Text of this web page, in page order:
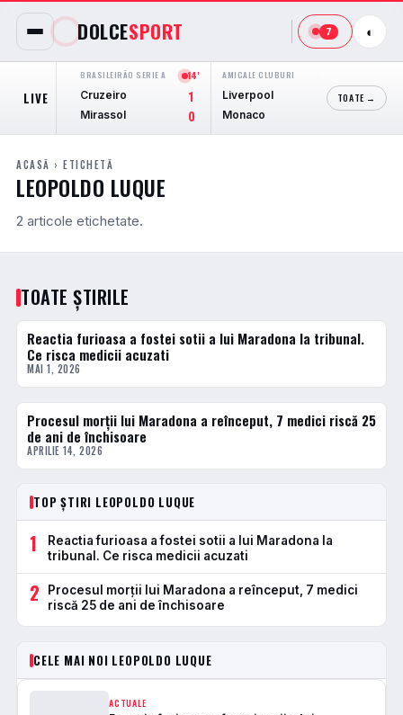
DOLCESPORT 7 ◐
LIVE
BRASILEIRÃO SERIE A
14'
Cruzeiro
1
Mirassol 0
AMICALE CLUBURI
Liverpool
2
Monaco
OH
TOATE →
ACASĂ › ETICHETĂ
LEOPOLDO LUQUE
2 articole etichetate.
TOATE ȘTIRILE
ACTUALE
Reactia furioasa a fostei sotii a lui Maradona la tribunal.
Ce risca medicii acuzati
MAI 1, 2026
FOTBAL EXTERN
Procesul morții lui Maradona a reînceput, 7 medici riscă 25
de ani de închisoare
APRILIE 14, 2026
TOP ȘTIRI LEOPOLDO LUQUE
1
Reactia furioasa a fostei sotii a lui Maradona la
tribunal. Ce risca medicii acuzati
2
Procesul morții lui Maradona a reînceput, 7 medici
riscă 25 de ani de închisoare
CELE MAI NOI LEOPOLDO LUQUE
ACTUALE